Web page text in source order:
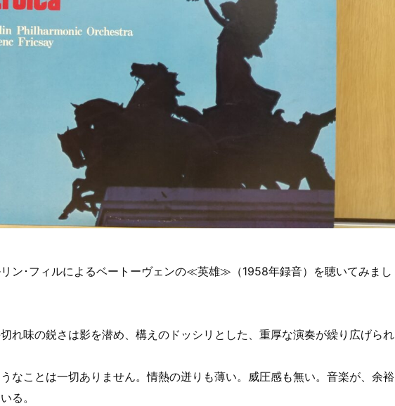
ン･フィルによるベートーヴェンの≪英雄≫（1958年録音）を聴いてみまし
れ味の鋭さは影を潜め、構えのドッシリとした、重厚な演奏が繰り広げられ
なことは一切ありません。情熱の迸りも薄い。威圧感も無い。音楽が、余裕
る。